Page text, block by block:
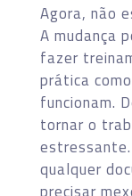
Agora, não
A mudança
fazer
prática
funcionam.
tornar o
qualquer
precisar